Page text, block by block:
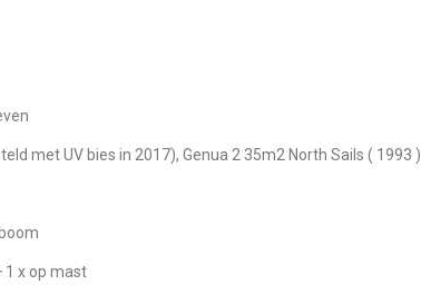
met UV bies in 2017), Genua 2 35m2 North Sails ( 1993 )
1 x op mast